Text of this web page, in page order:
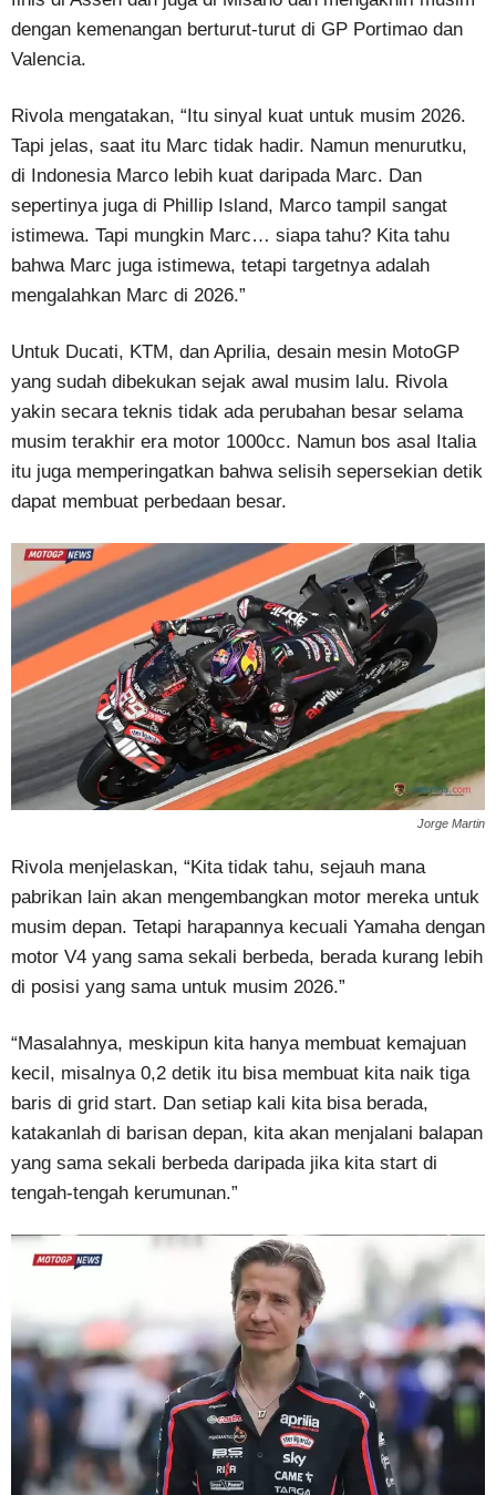
dengan kemenangan berturut-turut di GP Portimao dan
Valencia.
Rivola mengatakan, “Itu sinyal kuat untuk musim 2026.
Tapi jelas, saat itu Marc tidak hadir. Namun menurutku,
di Indonesia Marco lebih kuat daripada Marc. Dan
sepertinya juga di Phillip Island, Marco tampil sangat
istimewa. Tapi mungkin Marc… siapa tahu? Kita tahu
bahwa Marc juga istimewa, tetapi targetnya adalah
mengalahkan Marc di 2026.”
Untuk Ducati, KTM, dan Aprilia, desain mesin MotoGP
yang sudah dibekukan sejak awal musim lalu. Rivola
yakin secara teknis tidak ada perubahan besar selama
musim terakhir era motor 1000cc. Namun bos asal Italia
itu juga memperingatkan bahwa selisih sepersekian detik
dapat membuat perbedaan besar.
Jorge Martin
Rivola menjelaskan, “Kita tidak tahu, sejauh mana
pabrikan lain akan mengembangkan motor mereka untuk
musim depan. Tetapi harapannya kecuali Yamaha dengan
motor V4 yang sama sekali berbeda, berada kurang lebih
di posisi yang sama untuk musim 2026.”
“Masalahnya, meskipun kita hanya membuat kemajuan
kecil, misalnya 0,2 detik itu bisa membuat kita naik tiga
baris di grid start. Dan setiap kali kita bisa berada,
katakanlah di barisan depan, kita akan menjalani balapan
yang sama sekali berbeda daripada jika kita start di
tengah-tengah kerumunan.”